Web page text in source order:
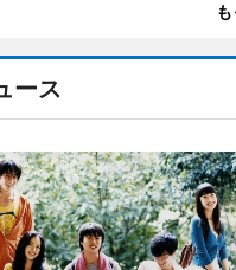
ース